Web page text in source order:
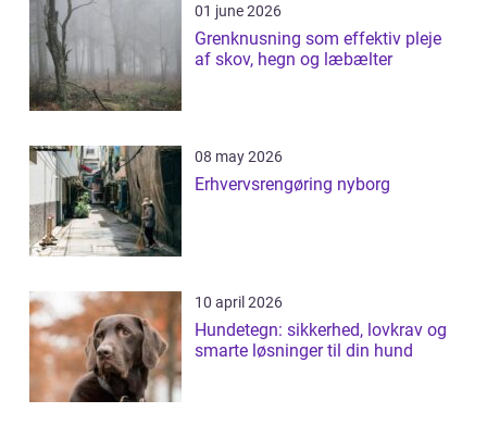
01 june 2026
Grenknusning som effektiv pleje
af skov, hegn og læbælter
08 may 2026
Erhvervsrengøring nyborg
10 april 2026
Hundetegn: sikkerhed, lovkrav og
smarte løsninger til din hund